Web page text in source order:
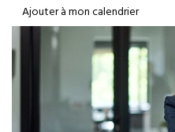
Ajouter à mon calendrier